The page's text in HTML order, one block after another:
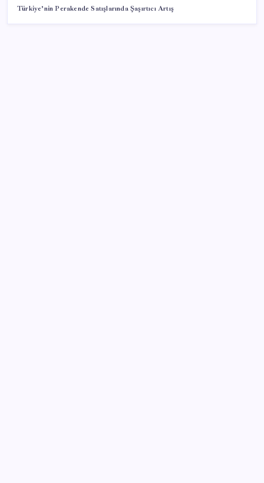
Türkiye’nin Perakende Satışlarında Şaşırtıcı Artış